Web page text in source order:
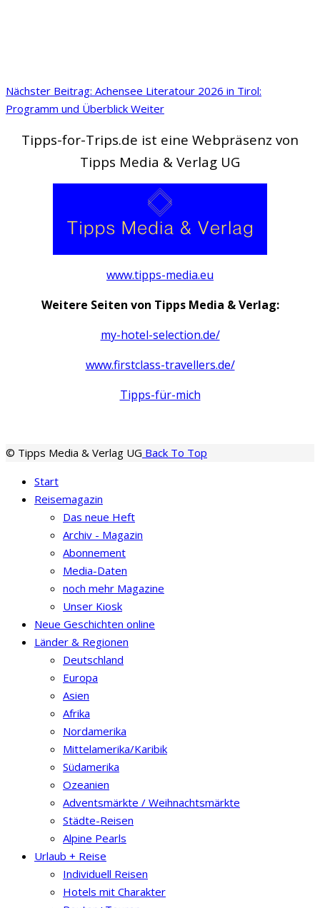
Nächster Beitrag: Achensee Literatour 2026 in Tirol:
Programm und Überblick Weiter
Tipps-for-Trips.de ist eine Webpräsenz von
Tipps Media & Verlag UG
www.tipps-media.eu
Weitere Seiten von Tipps Media & Verlag:
my-hotel-selection.de/
www.firstclass-travellers.de/
Tipps-für-mich
© Tipps Media & Verlag UG Back To Top
Start
Reisemagazin
Das neue Heft
Archiv - Magazin
Abonnement
Media-Daten
noch mehr Magazine
Unser Kiosk
Neue Geschichten online
Länder & Regionen
Deutschland
Europa
Asien
Afrika
Nordamerika
Mittelamerika/Karibik
Südamerika
Ozeanien
Adventsmärkte / Weihnachtsmärkte
Städte-Reisen
Alpine Pearls
Urlaub + Reise
Individuell Reisen
Hotels mit Charakter